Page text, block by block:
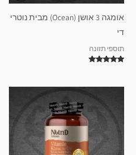
אומגה 3 אושן (Ocean) מבית נוטרי
די
תוספי תזונה